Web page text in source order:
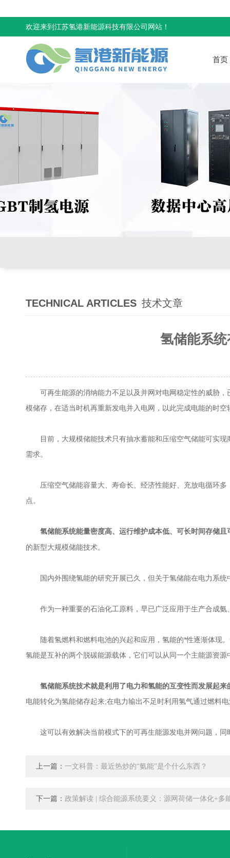
欢迎来到江苏氢港新能源科技有限公司网站！
首页
TECHNICAL ARTICLES 技术文章
氢储能系
可再生能源的消纳能力不足以及并网对电网稳定性的威胁，
模储存，在适当时机再重新发电并入电网，以此完成电能的时
目前，大规模储能技术只有抽水蓄能和压缩空气储能可实现
需求。
压缩空气储能容量大、寿命长、经济性能好、充放电循环多
点。
氢储能系统能量密度高、运行维护成本低、可长时间存储
的新型大规模储能技术。
国内外围绕氢能的研究开展已久，但关于氢储能在电力系统
作为一种重要的石油化工原料，早已广泛应用于生产合成氨
随着氢燃料和燃料电池的兴起和应用，氢能的*性逐渐体现。
氢能是互补的两个脱碳能源载体，它们可以从同一个主能源资源
氢储能系统技术就是利用了电力和氢能的互变性而发展起来
电能转化为氢能储存起来;在电力输出不足时利用氢气通过燃料
这可以有效解决当前模式下的可再生能源发电并网问题，同
上一篇： 一文科普：最近热炒的“氨能”是个什么东西？
下一篇： 政策解读 | 综合能源系统要义：源网荷储一体化+多